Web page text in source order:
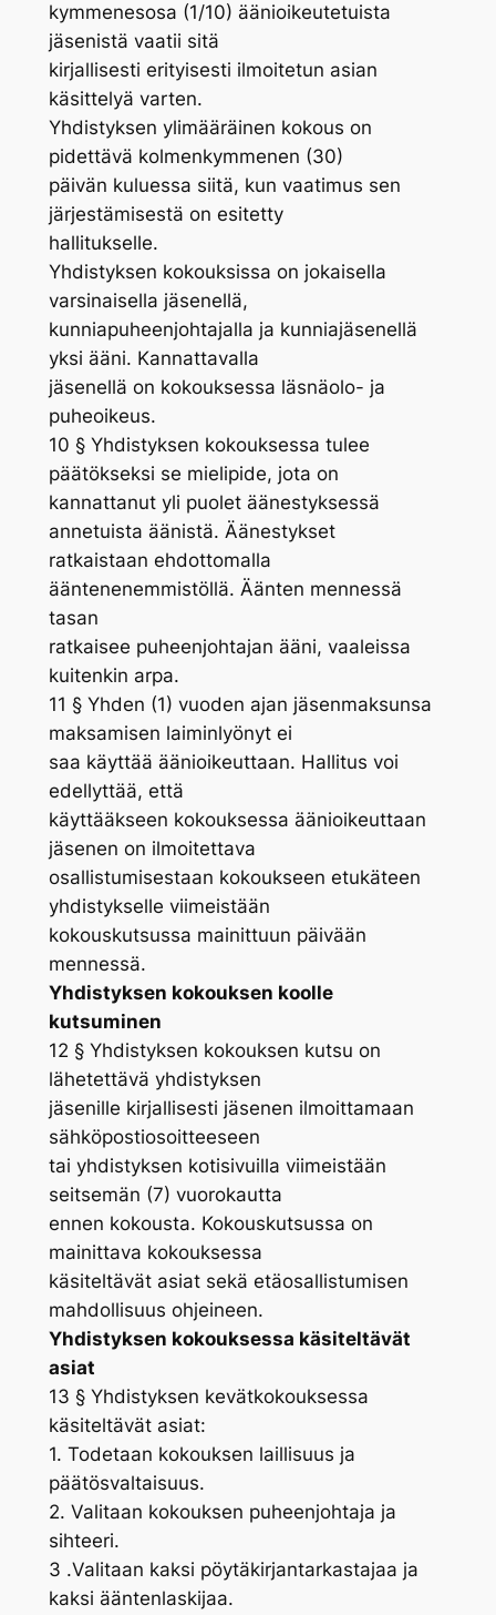
kymmenesosa (1/10) äänioikeutetuista
jäsenistä vaatii sitä
kirjallisesti erityisesti ilmoitetun asian
käsittelyä varten.
Yhdistyksen ylimääräinen kokous on
pidettävä kolmenkymmenen (30)
päivän kuluessa siitä, kun vaatimus sen
järjestämisestä on esitetty
hallitukselle.
Yhdistyksen kokouksissa on jokaisella
varsinaisella jäsenellä,
kunniapuheenjohtajalla ja kunniajäsenellä
yksi ääni. Kannattavalla
jäsenellä on kokouksessa läsnäolo- ja
puheoikeus.
10 § Yhdistyksen kokouksessa tulee
päätökseksi se mielipide, jota on
kannattanut yli puolet äänestyksessä
annetuista äänistä. Äänestykset
ratkaistaan ehdottomalla
ääntenenemmistöllä. Äänten mennessä
tasan
ratkaisee puheenjohtajan ääni, vaaleissa
kuitenkin arpa.
11 § Yhden (1) vuoden ajan jäsenmaksunsa
maksamisen laiminlyönyt ei
saa käyttää äänioikeuttaan. Hallitus voi
edellyttää, että
käyttääkseen kokouksessa äänioikeuttaan
jäsenen on ilmoitettava
osallistumisestaan kokoukseen etukäteen
yhdistykselle viimeistään
kokouskutsussa mainittuun päivään
mennessä.
Yhdistyksen kokouksen koolle
kutsuminen
12 § Yhdistyksen kokouksen kutsu on
lähetettävä yhdistyksen
jäsenille kirjallisesti jäsenen ilmoittamaan
sähköpostiosoitteeseen
tai yhdistyksen kotisivuilla viimeistään
seitsemän (7) vuorokautta
ennen kokousta. Kokouskutsussa on
mainittava kokouksessa
käsiteltävät asiat sekä etäosallistumisen
mahdollisuus ohjeineen.
Yhdistyksen kokouksessa käsiteltävät
asiat
13 § Yhdistyksen kevätkokouksessa
käsiteltävät asiat:
1. Todetaan kokouksen laillisuus ja
päätösvaltaisuus.
2. Valitaan kokouksen puheenjohtaja ja
sihteeri.
3 .Valitaan kaksi pöytäkirjantarkastajaa ja
kaksi ääntenlaskijaa.